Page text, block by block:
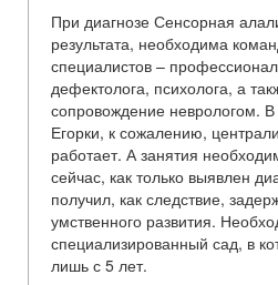
При диагнозе Сенсорная
результата, необходима
специалистов –
дефектолога, психолога, а
сопровождение неврологом.
Егорки, к сожалению,
работает. А занятия
сейчас, как только выявлен
получил, как следствие,
умственного развития.
специализированный сад, в
лишь с 5 лет.